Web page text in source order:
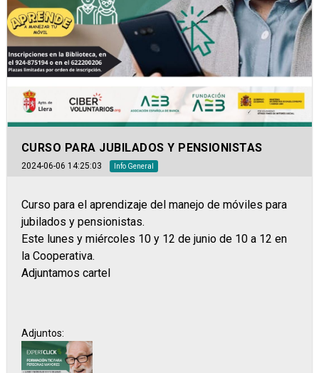
CURSO PARA JUBILADOS Y PENSIONISTAS
2024-06-06 14:25:03 Info General
Curso para el aprendizaje del manejo de móviles para
jubilados y pensionistas.
Este lunes y miércoles 10 y 12 de junio de 10 a 12 en
la Cooperativa.
Adjuntamos cartel
Adjuntos: